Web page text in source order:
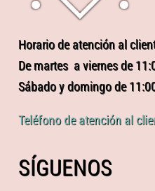
Horario de atención al
De martes a viernes de
Sábado y domingo de
Teléfono de atención al
SÍGUENOS